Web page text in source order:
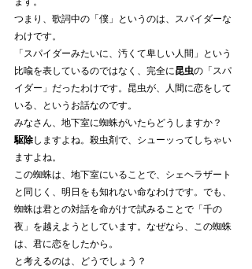
つまり、歌詞中の「僕」というのは、スパイダーな
わけです。
「スパイダーみたいに、汚くて卑しい人間」という
比喩を表しているのではなく、完全に昆虫の「スパ
イダー」だったわけです。昆虫が、人間に恋をして
いる、というお話なのです。
みなさん、地下室に蜘蛛がいたらどうしますか？
駆除しますよね。殺虫剤で、シューッってしちゃい
ますよね。
この蜘蛛は、地下室にいることで、シェヘラザート
と同じく、明日をも知れない命なわけです。でも、
蜘蛛は君との対話を命がけで試みることで「千の
夜」を越えようとしています。なぜなら、この蜘蛛
は、君に恋をしたから。
と考えるのは、どうでしょう？